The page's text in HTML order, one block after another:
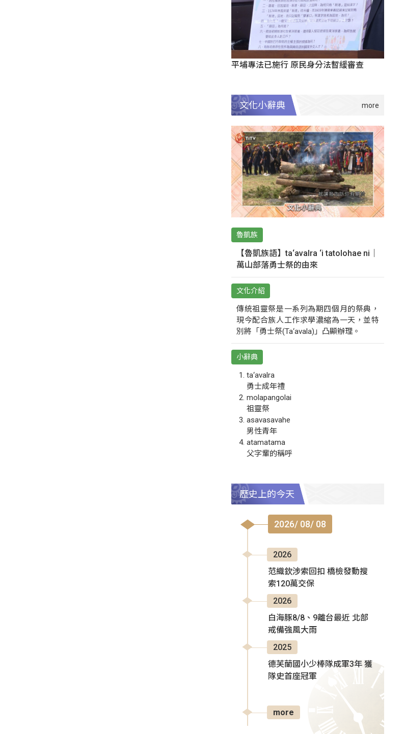
平埔專法已施行 原民身分法暫緩審查
文化小辭典
魯凱族
【魯凱族語】ta‘avalra ‘i tatolohae ni｜
萬山部落勇士祭的由來
文化介紹
傳統祖靈祭是一系列為期四個月的祭典，
現今配合族人工作求學濃縮為一天，並特
別將「勇士祭(Ta‘avala)」凸顯辦理。
小辭典
ta‘avalra
勇士成年禮
molapangolai
祖靈祭
asavasavahe
男性青年
atamatama
父字輩的稱呼
歷史上的今天
2026/ 08/ 08
2026
范織欽涉索回扣 橋檢發動搜
索120萬交保
2026
白海豚8/8、9離台最近 北部
戒備強風大雨
2025
德芙蘭國小少棒隊成軍3年 獲
隊史首座冠軍
more